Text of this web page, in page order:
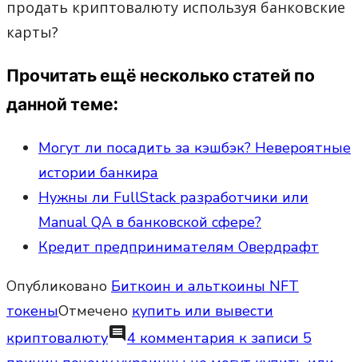
продать криптовалюту используя банковские
карты?
Прочитать ещё несколько статей по
данной теме:
Могут ли посадить за кэшбэк? Невероятные
истории банкира
Нужны ли FullStack разработчики или
Manual QA в банковской сфере?
Кредит предпринимателям Овердрафт
Опубликовано Биткоин и альткоины NFT
токеныОтмечено купить или вывести
криптовалютуcomment4 комментария к записи 5